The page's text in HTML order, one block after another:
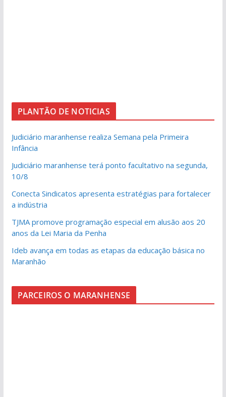
PLANTÃO DE NOTICIAS
Judiciário maranhense realiza Semana pela Primeira
Infância
Judiciário maranhense terá ponto facultativo na segunda,
10/8
Conecta Sindicatos apresenta estratégias para fortalecer
a indústria
TJMA promove programação especial em alusão aos 20
anos da Lei Maria da Penha
Ideb avança em todas as etapas da educação básica no
Maranhão
PARCEIROS O MARANHENSE